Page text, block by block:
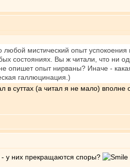
мистический опыт успокоения
состояниях. Вы ж читали, что ни
опишет опыт нирваны? Иначе -
галлюцинация.)
суттах (а читал я не мало) вполне
у них прекращаются споры?